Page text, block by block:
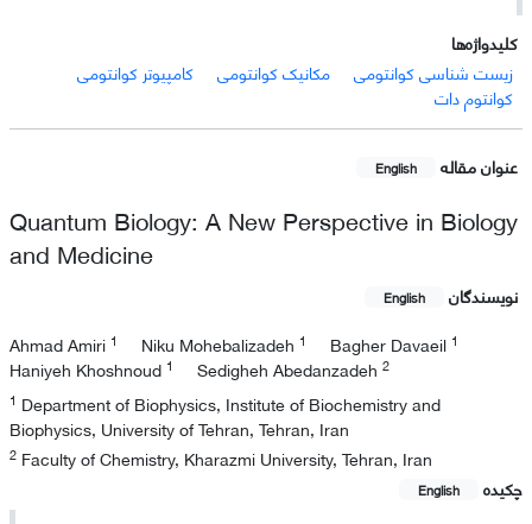
کلیدواژه‌ها
زیست شناسی کوانتومی
مکانیک کوانتومی
کامپیوتر کوانتومی
کوانتوم دات
عنوان مقاله English
Quantum Biology: A New Perspective in Biology
and Medicine
نویسندگان English
Ahmad Amiri 1 Niku Mohebalizadeh 1 Bagher Davaeil 1
Haniyeh Khoshnoud 1 Sedigheh Abedanzadeh 2
1 Department of Biophysics, Institute of Biochemistry and
Biophysics, University of Tehran, Tehran, Iran
2 Faculty of Chemistry, Kharazmi University, Tehran, Iran
چکیده
English